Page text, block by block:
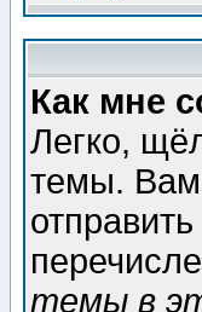
Как мне
Легко,
темы.
темы в